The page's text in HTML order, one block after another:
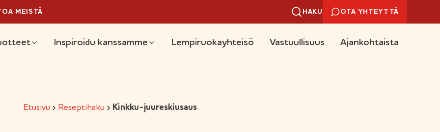
MEISTÄ HAKU OTA YHTEYTTÄ
Inspiroidu kanssamme Lempiruokayhteisö Vastuullisuus Ajankohtaista
Etusivu Reseptihaku Kinkku-juureskiusaus